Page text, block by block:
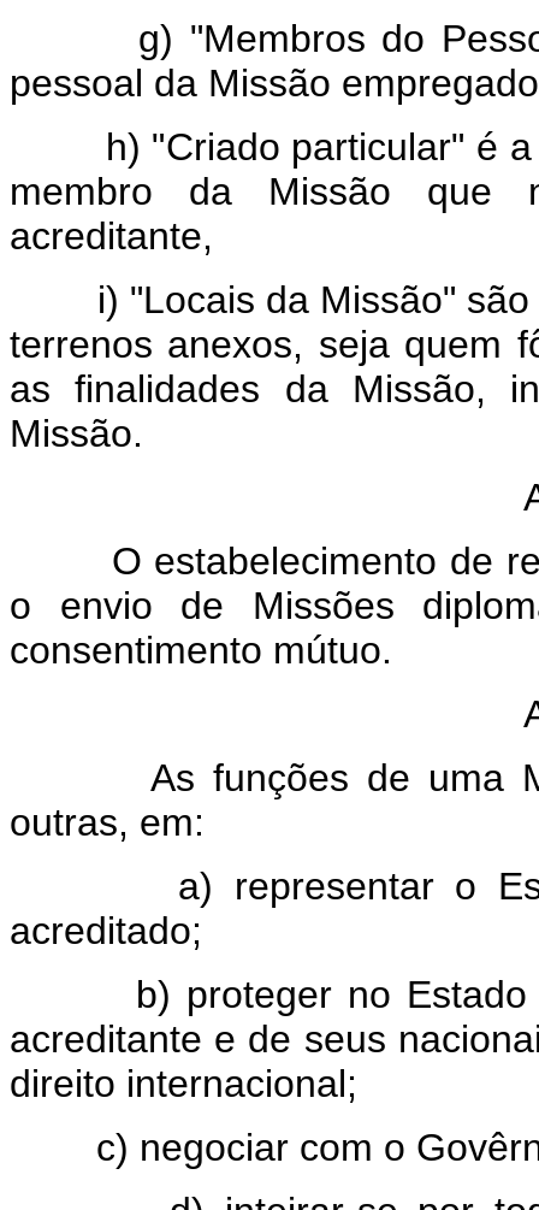
g) "Membros do
pessoal da Missão
h) "Criado particular" é a
membro da Missão que
acreditante,
i) "Locais da Missão" são
terrenos anexos, seja quem
as finalidades da Missão,
Missão.
O estabelecimento de
o envio de Missões
consentimento mútuo.
As funções de uma
outras, em:
a) representar o
acreditado;
b) proteger no Estado
acreditante e de seus
direito internacional;
c) negociar com o